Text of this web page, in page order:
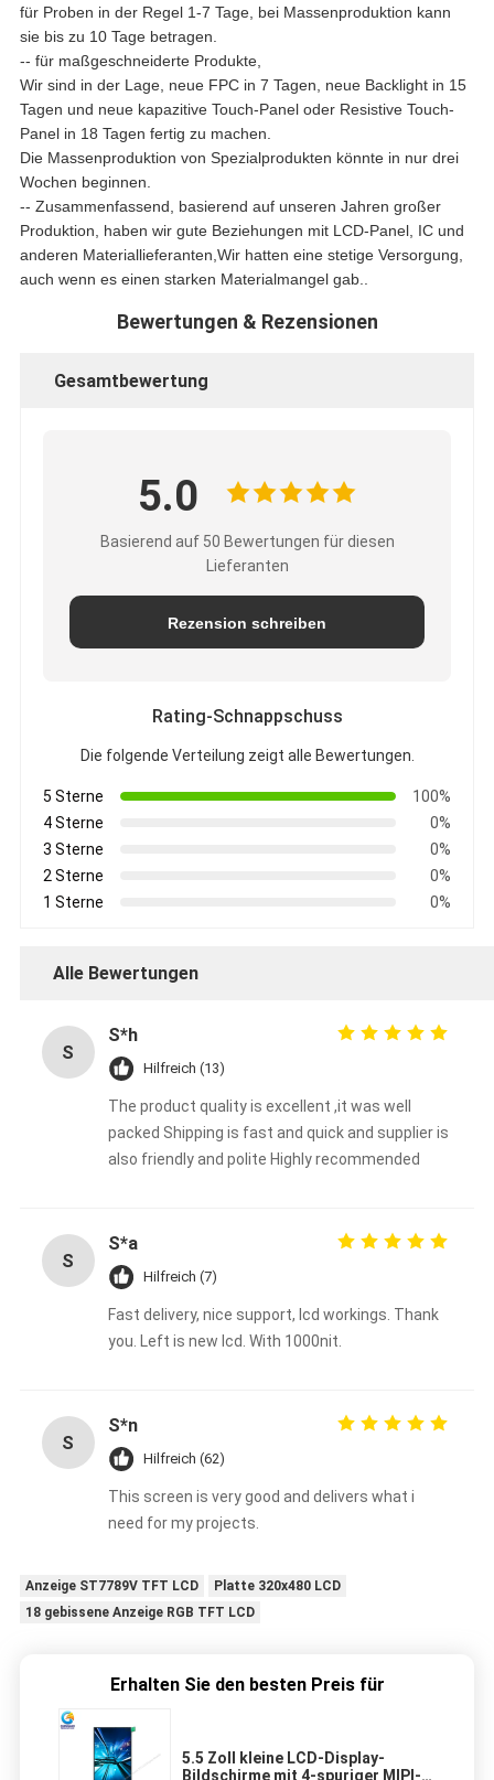
für Proben in der Regel 1-7 Tage, bei Massenproduktion kann
sie bis zu 10 Tage betragen.
-- für maßgeschneiderte Produkte,
Wir sind in der Lage, neue FPC in 7 Tagen, neue Backlight in 15
Tagen und neue kapazitive Touch-Panel oder Resistive Touch-
Panel in 18 Tagen fertig zu machen.
Die Massenproduktion von Spezialprodukten könnte in nur drei
Wochen beginnen.
-- Zusammenfassend, basierend auf unseren Jahren großer
Produktion, haben wir gute Beziehungen mit LCD-Panel, IC und
anderen Materiallieferanten,Wir hatten eine stetige Versorgung,
auch wenn es einen starken Materialmangel gab..
Bewertungen & Rezensionen
Gesamtbewertung
5.0
Basierend auf 50 Bewertungen für diesen
Lieferanten
Rezension schreiben
Rating-Schnappschuss
Die folgende Verteilung zeigt alle Bewertungen.
5 Sterne
100%
4 Sterne
0%
3 Sterne
0%
2 Sterne
0%
1 Sterne
0%
Alle Bewertungen
S
S*h
Hilfreich (13)
The product quality is excellent ,it was well
packed Shipping is fast and quick and supplier is
also friendly and polite Highly recommended
S
S*a
Hilfreich (7)
Fast delivery, nice support, lcd workings. Thank
you. Left is new lcd. With 1000nit.
S
S*n
Hilfreich (62)
This screen is very good and delivers what i
need for my projects.
Anzeige ST7789V TFT LCD
Platte 320x480 LCD
18 gebissene Anzeige RGB TFT LCD
Erhalten Sie den besten Preis für
5.5 Zoll kleine LCD-Display-
Bildschirme mit 4-spuriger MIPI-